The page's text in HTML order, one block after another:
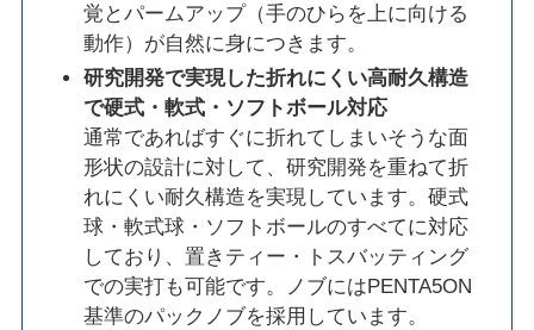
覚とパームアップ（手のひらを上に向ける
動作）が自然に身につきます。
研究開発で実現した折れにくい高耐久構造
で硬式・軟式・ソフトボール対応
通常であればすぐに折れてしまいそうな面
形状の設計に対して、研究開発を重ねて折
れにくい耐久構造を実現しています。硬式
球・軟式球・ソフトボールのすべてに対応
しており、置きティー・トスバッティング
での実打も可能です。ノブにはPENTA5ON
基準のパックノブを採用しています。